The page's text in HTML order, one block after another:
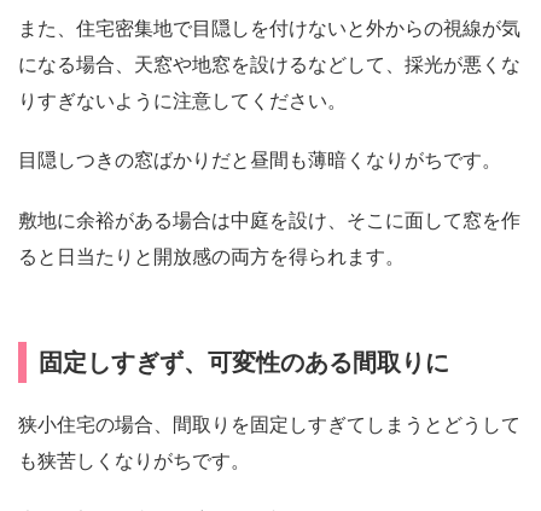
また、住宅密集地で目隠しを付けないと外からの視線が気
になる場合、天窓や地窓を設けるなどして、採光が悪くな
りすぎないように注意してください。
目隠しつきの窓ばかりだと昼間も薄暗くなりがちです。
敷地に余裕がある場合は中庭を設け、そこに面して窓を作
ると日当たりと開放感の両方を得られます。
固定しすぎず、可変性のある間取りに
狭小住宅の場合、間取りを固定しすぎてしまうとどうして
も狭苦しくなりがちです。